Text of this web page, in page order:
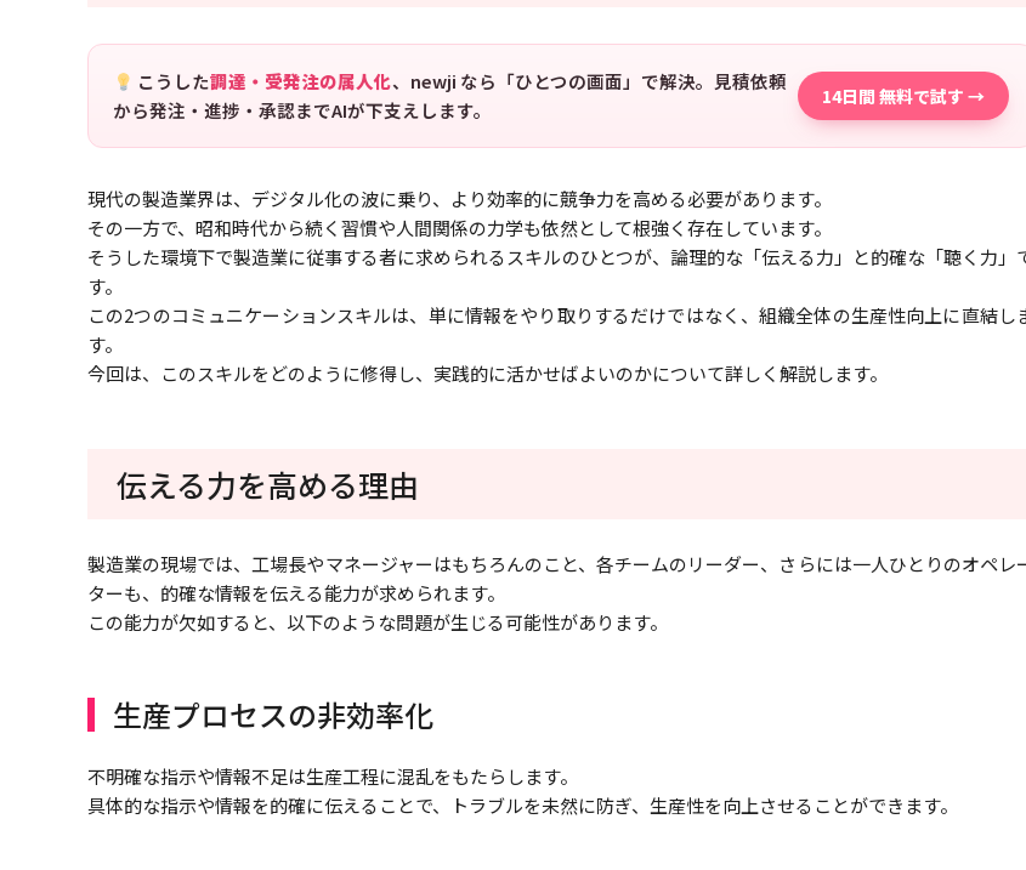
こうした調達・受発注の属人化、newji なら「ひとつの画面」で解決。見積依頼
から発注・進捗・承認までAIが下支えします。
14日間 無料で試す →
現代の製造業界は、デジタル化の波に乗り、より効率的に競争力を高める必要があります。
その一方で、昭和時代から続く習慣や人間関係の力学も依然として根強く存在しています。
そうした環境下で製造業に従事する者に求められるスキルのひとつが、論理的な「伝える力」と的確な「聴く力」
す。
この2つのコミュニケーションスキルは、単に情報をやり取りするだけではなく、組織全体の生産性向上に直結し
す。
今回は、このスキルをどのように修得し、実践的に活かせばよいのかについて詳しく解説します。
伝える力を高める理由
製造業の現場では、工場長やマネージャーはもちろんのこと、各チームのリーダー、さらには一人ひとりのオペレ
ターも、的確な情報を伝える能力が求められます。
この能力が欠如すると、以下のような問題が生じる可能性があります。
生産プロセスの非効率化
不明確な指示や情報不足は生産工程に混乱をもたらします。
具体的な指示や情報を的確に伝えることで、トラブルを未然に防ぎ、生産性を向上させることができます。